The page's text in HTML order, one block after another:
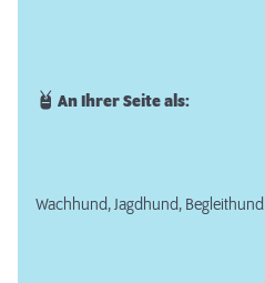
An Ihrer Seite als:
Wachhund, Jagdhund, Begleithund